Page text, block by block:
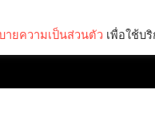
ายความเป็นส่วนตัว เพื่อใช้บ